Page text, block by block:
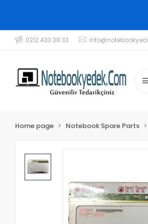
0212 433 38 33
Home page Notebook Spare Parts